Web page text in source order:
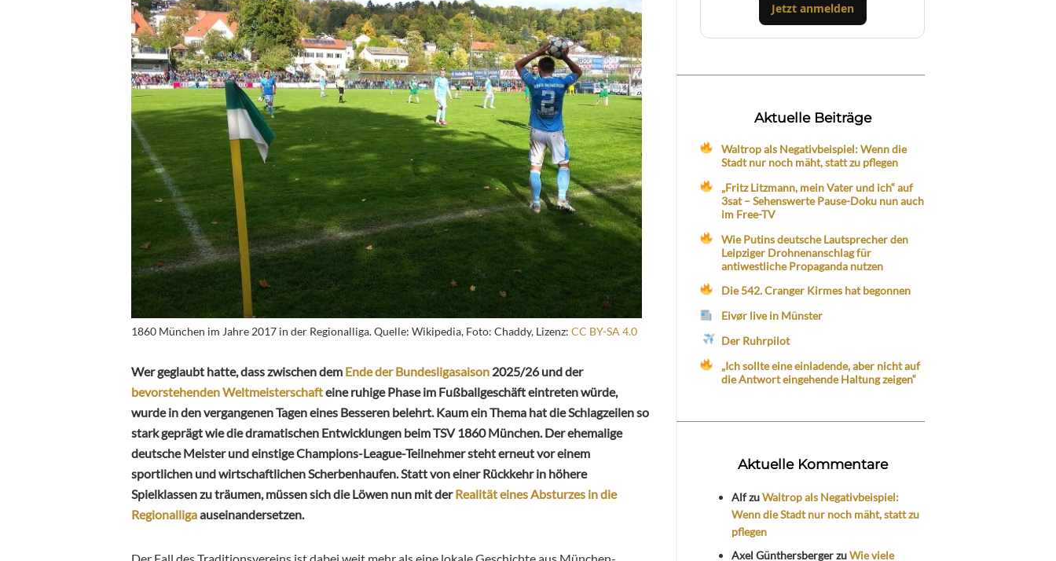
1860 München im Jahre 2017 in der Regionalliga. Quelle: Wikipedia, Foto: Chaddy, Lizenz: CC BY-SA 4.0
Wer geglaubt hatte, dass zwischen dem Ende der Bundesligasaison 2025/26 und der
bevorstehenden Weltmeisterschafteine ruhige Phase im Fußballgeschäft eintreten würde,
wurde in den vergangenen Tagen eines Besseren belehrt. Kaum ein Thema hat die Schlagzeilen so
stark geprägt wie die dramatischen Entwicklungen beim TSV 1860 München. Der ehemalige
deutsche Meister und einstige Champions-League-Teilnehmer steht erneut vor einem
sportlichen und wirtschaftlichen Scherbenhaufen. Statt von einer Rückkehr in höhere
Spielklassen zu träumen, müssen sich die Löwen nun mit derRealität eines Absturzes in die
Regionalligaauseinandersetzen.
Jetzt anmelden
Aktuelle Beiträge
Waltrop als Negativbeispiel: Wenn die
Stadt nur noch mäht, statt zu pflegen
„Fritz Litzmann, mein Vater und ich“ auf
3sat – Sehenswerte Pause-Doku nun auch
im Free-TV
Wie Putins deutsche Lautsprecher den
Leipziger Drohnenanschlag für
antiwestliche Propaganda nutzen
Die 542. Cranger Kirmes hat begonnen
Eivør live in Münster
Der Ruhrpilot
„Ich sollte eine einladende, aber nicht auf
die Antwort eingehende Haltung zeigen“
Aktuelle Kommentare
AlfzuWaltrop als Negativbeispiel:
Wenn die Stadt nur noch mäht, statt zu
pflegen
Axel GünthersbergerzuWie viele